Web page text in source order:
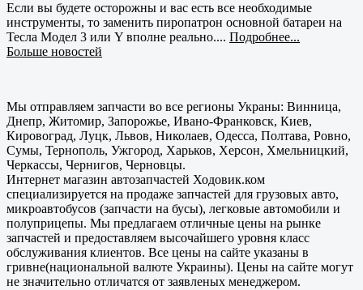
Если вы будете осторожны и вас есть все необходимые
инструменты, то заменить пиропатрон основной батареи на
Тесла Модел 3 или Y вполне реально.... Подробнее...
Больше новостей
Мы отправляем запчасти во все регионы Украны: Винница,
Днепр, Житомир, Запорожье, Ивано-Франковск, Киев,
Кировоград, Луцк, Львов, Николаев, Одесса, Полтава, Ровно,
Сумы, Тернополь, Ужгород, Харьков, Херсон, Хмельницкий,
Черкассы, Чернигов, Черновцы.
Интернет магазин автозапчастей Ходовик.ком
специализируется на продаже запчастей для грузовых авто,
микроавтобусов (запчасти на бусы), легковые автомобили и
полуприцепы. Мы предлагаем отличные цены на рынке
запчастей и предоставляем высочайшего уровня класс
обслуживания клиентов. Все цены на сайте указаны в
гривне(национальной валюте Украины). Цены на сайте могут
не значительно отличатся от заявленых менеджером.